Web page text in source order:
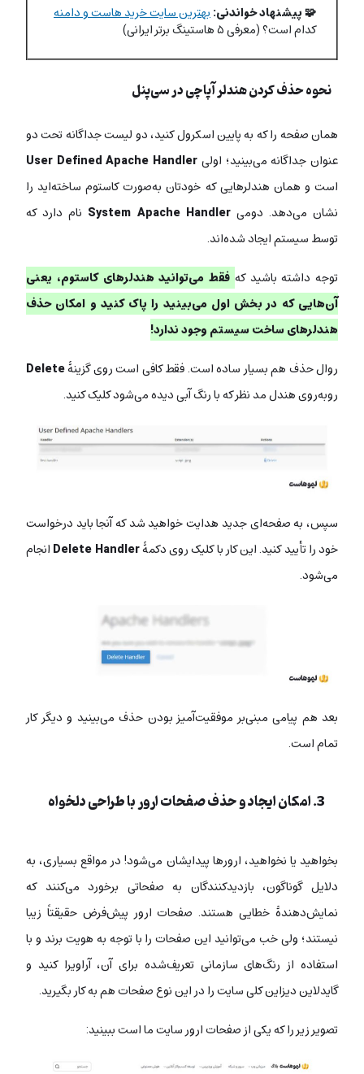
🧩 پیشنهاد خواندنی:بهترین سایت خرید هاست و دامنه
کدام است؟ (معرفی ۵ هاستینگ برتر ایرانی)
نحوه حذف کردن هندلر آپاچی در سی‌پنل
همان صفحه را که به پایین اسکرول کنید، دو لیست جداگانه تحت دو
عنوان جداگانه می‌بینید؛ اولیUser Defined Apache Handler
است و همان هندلرهایی که خودتان به‌صورت کاستوم ساخته‌اید را
نشان می‌دهد. دومیSystem Apache Handler نام دارد که
توسط سیستم ایجاد شده‌اند.
توجه داشته باشید که فقط می‌توانید هندلرهای کاستوم، یعنی
آن‌هایی که در بخش اول می‌بینید را پاک کنید و امکان حذف
هندلرهای ساخت سیستم وجود ندارد!
روال حذف هم بسیار ساده است. فقط کافی است روی گزینۀDelete
روبه‌روی هندل مد نظر که با رنگ آبی دیده می‌شود کلیک کنید.
سپس، به صفحه‌ای جدید هدایت خواهید شد که آنجا باید درخواست
خود را تأیید کنید. این کار با کلیک روی دکمۀDelete Handlerانجام
می‌شود.
بعد هم پیامی مبنی‌بر موفقیت‌آمیز بودن حذف می‌بینید و دیگر کار
تمام است.
3. امکان ایجاد و حذف صفحات ارور با طراحی دلخواه
بخواهید یا نخواهید، ارورها پیدایشان می‌شود! در مواقع بسیاری، به
دلایل گوناگون، بازدیدکنندگان به صفحاتی برخورد می‌کنند که
نمایش‌دهندۀ خطایی هستند. صفحات ارور پیش‌فرض حقیقتاً زیبا
نیستند؛ ولی خب می‌توانید این صفحات را با توجه به هویت برند و با
استفاده از رنگ‌های سازمانی تعریف‌شده برای آن، آراویرا کنید و
گایدلاین دیزاین کلی سایت را در این نوع صفحات هم به کار بگیرید.
تصویر زیر را که یکی از صفحات ارور سایت ما است ببینید: